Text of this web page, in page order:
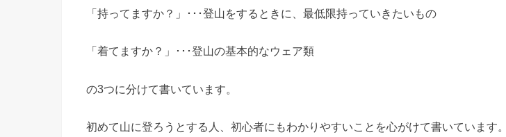
「持ってますか？」･･･登山をするときに、最低限持っていきたいもの
「着てますか？」･･･登山の基本的なウェア類
の3つに分けて書いています。
初めて山に登ろうとする人、初心者にもわかりやすいことを心がけて書いています。